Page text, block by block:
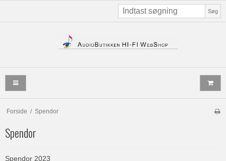
Søg
Forside / Spendor
Spendor
Spendor 2023